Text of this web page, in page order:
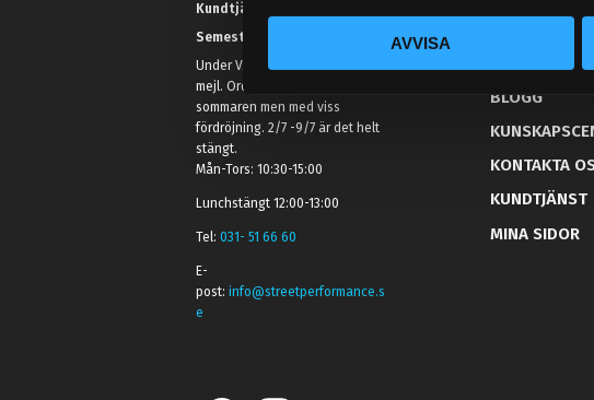
c
k
s
v
l
AVVISA
Kundtjänst telefon:
Semestertider.
Under V.27 - V.33 nås vi enbart på
mejl. Ordrar skickas under
sommaren men med viss
fördröjning. 2/7 -9/7 är det helt
stängt.
Mån-Tors: 10:30-15:00
Lunchstängt 12:00-13:00
Tel:031- 51 66 60
E-
post:info@streetperformance.s
e
BLOGG
KONTAKTA
KUNDTJÄNST
MINA SIDOR